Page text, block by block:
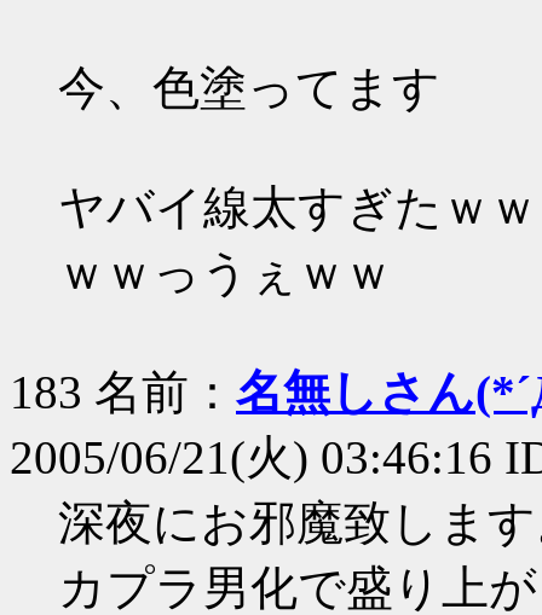
今、色塗ってます
ヤバイ線太すぎたｗ
ｗｗっうぇｗｗ
183 名前： 名無しさん
2005/06/21(火) 03:46:16
深夜にお邪魔致しま
カプラ男化で盛り上